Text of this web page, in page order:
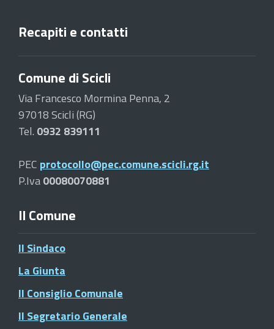
Recapiti e contatti
Comune di Scicli
Via Francesco Mormina Penna, 2
97018 Scicli (RG)
Tel. 0932 839111
PEC protocollo@pec.comune.scicli.rg.it
P.Iva00080070881
Il Comune
Il Sindaco
La Giunta
Il Consiglio Comunale
Il Segretario Generale